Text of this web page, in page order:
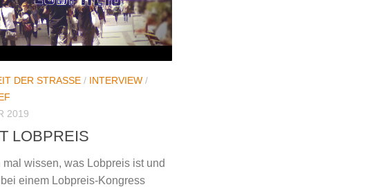
DER STRASSE / INTERVIEW /
2019
LOBPREIS
wissen, was Lobpreis ist und
einem Lobpreis-Kongress